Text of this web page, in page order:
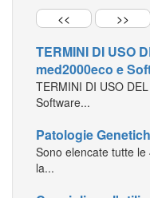
<< >>
med2000eco e
TERMINI DI USO
Software...
Sono elencate tutte le
la...